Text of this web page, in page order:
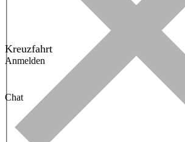
Kreuzfahrt
Anmelden
Chat